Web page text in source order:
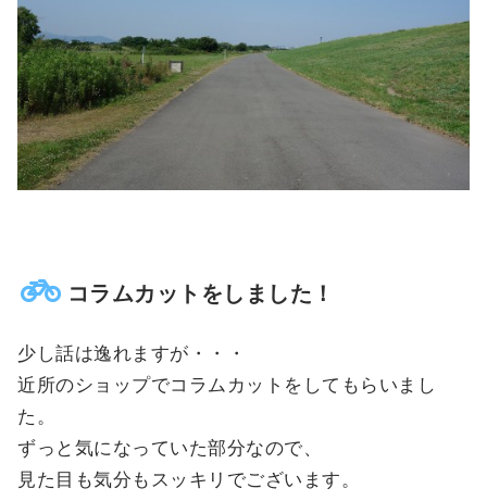
コラムカットをしました！
少し話は逸れますが・・・
近所のショップでコラムカットをしてもらいまし
た。
ずっと気になっていた部分なので、
見た目も気分もスッキリでございます。